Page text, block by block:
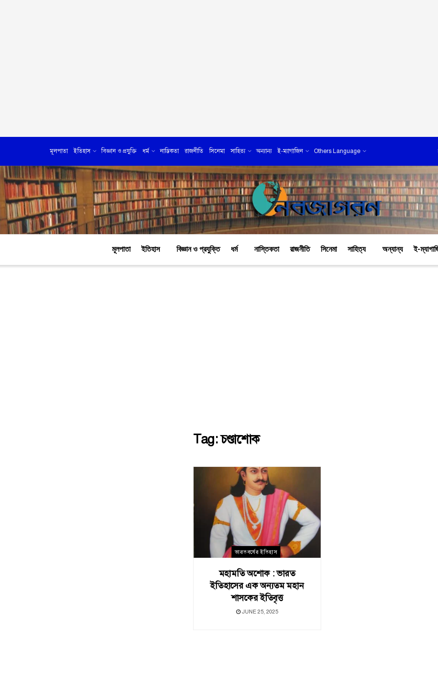
মূলপাতা ইতিহাস বিজ্ঞান ও প্রযুক্তি ধর্ম নাস্তিকতা রাজনীতি সিনেমা সাহিত্য অন্যান্য ই-ম্যাগাজিন Others Language
মূলপাতা ইতিহাস বিজ্ঞান ও প্রযুক্তি ধর্ম নাস্তিকতা রাজনীতি সিনেমা সাহিত্য অন্যান্য ই-
Tag:চণ্ডাশোক
ভারতবর্ষের ইতিহাস
মহামতি অশােক : ভারত
ইতিহাসের এক অন্যতম মহান
শাসকের ইতিবৃত্ত
JUNE 25, 2025